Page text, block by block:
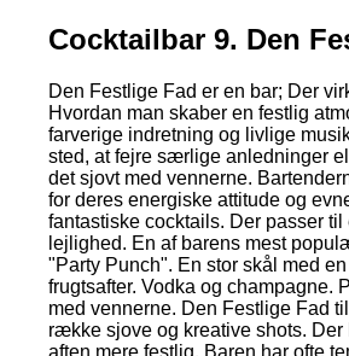
Cocktailbar 9. Den
Den Festlige Fad er en bar; Der
Hvordan man skaber en festlig
farverige indretning og livlige
sted, at fejre særlige anledninger
det sjovt med vennerne.
for deres energiske attitude og
fantastiske cocktails. Der passer til
lejlighed. En af barens mest
"Party Punch". En stor skål med
frugtsafter. Vodka og champagne.
med vennerne. Den Festlige Fad
række sjove og kreative shots. Der
aften mere festlig. Baren har ofte